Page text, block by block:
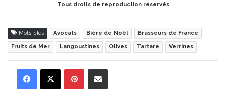
Tous droits de reproduction réservés
Mots-clés Avocats Bière de Noël Brasseurs de France
Fruits de Mer Langoustines Olives Tartare Verrines